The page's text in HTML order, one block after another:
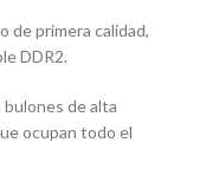
de primera calidad,
DDR2.
bulones de alta
ocupan todo el